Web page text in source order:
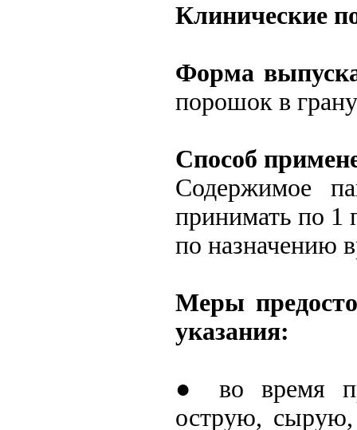
Клинические
Форма
порошок в
Способ
Содержимое
принимать по 1
по назначению
Меры
указания:
● во время
острую,